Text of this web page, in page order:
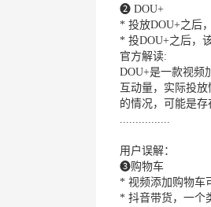
❷ DOU+
* 投放DOU+之后
* 投DOU+之后，
官方解读:
DOU+是一款视频
互动量，实际投
的情况，可能是存
................
用户误解：
❸购物车
* 视频添加购物车
* 抖音带货，一个